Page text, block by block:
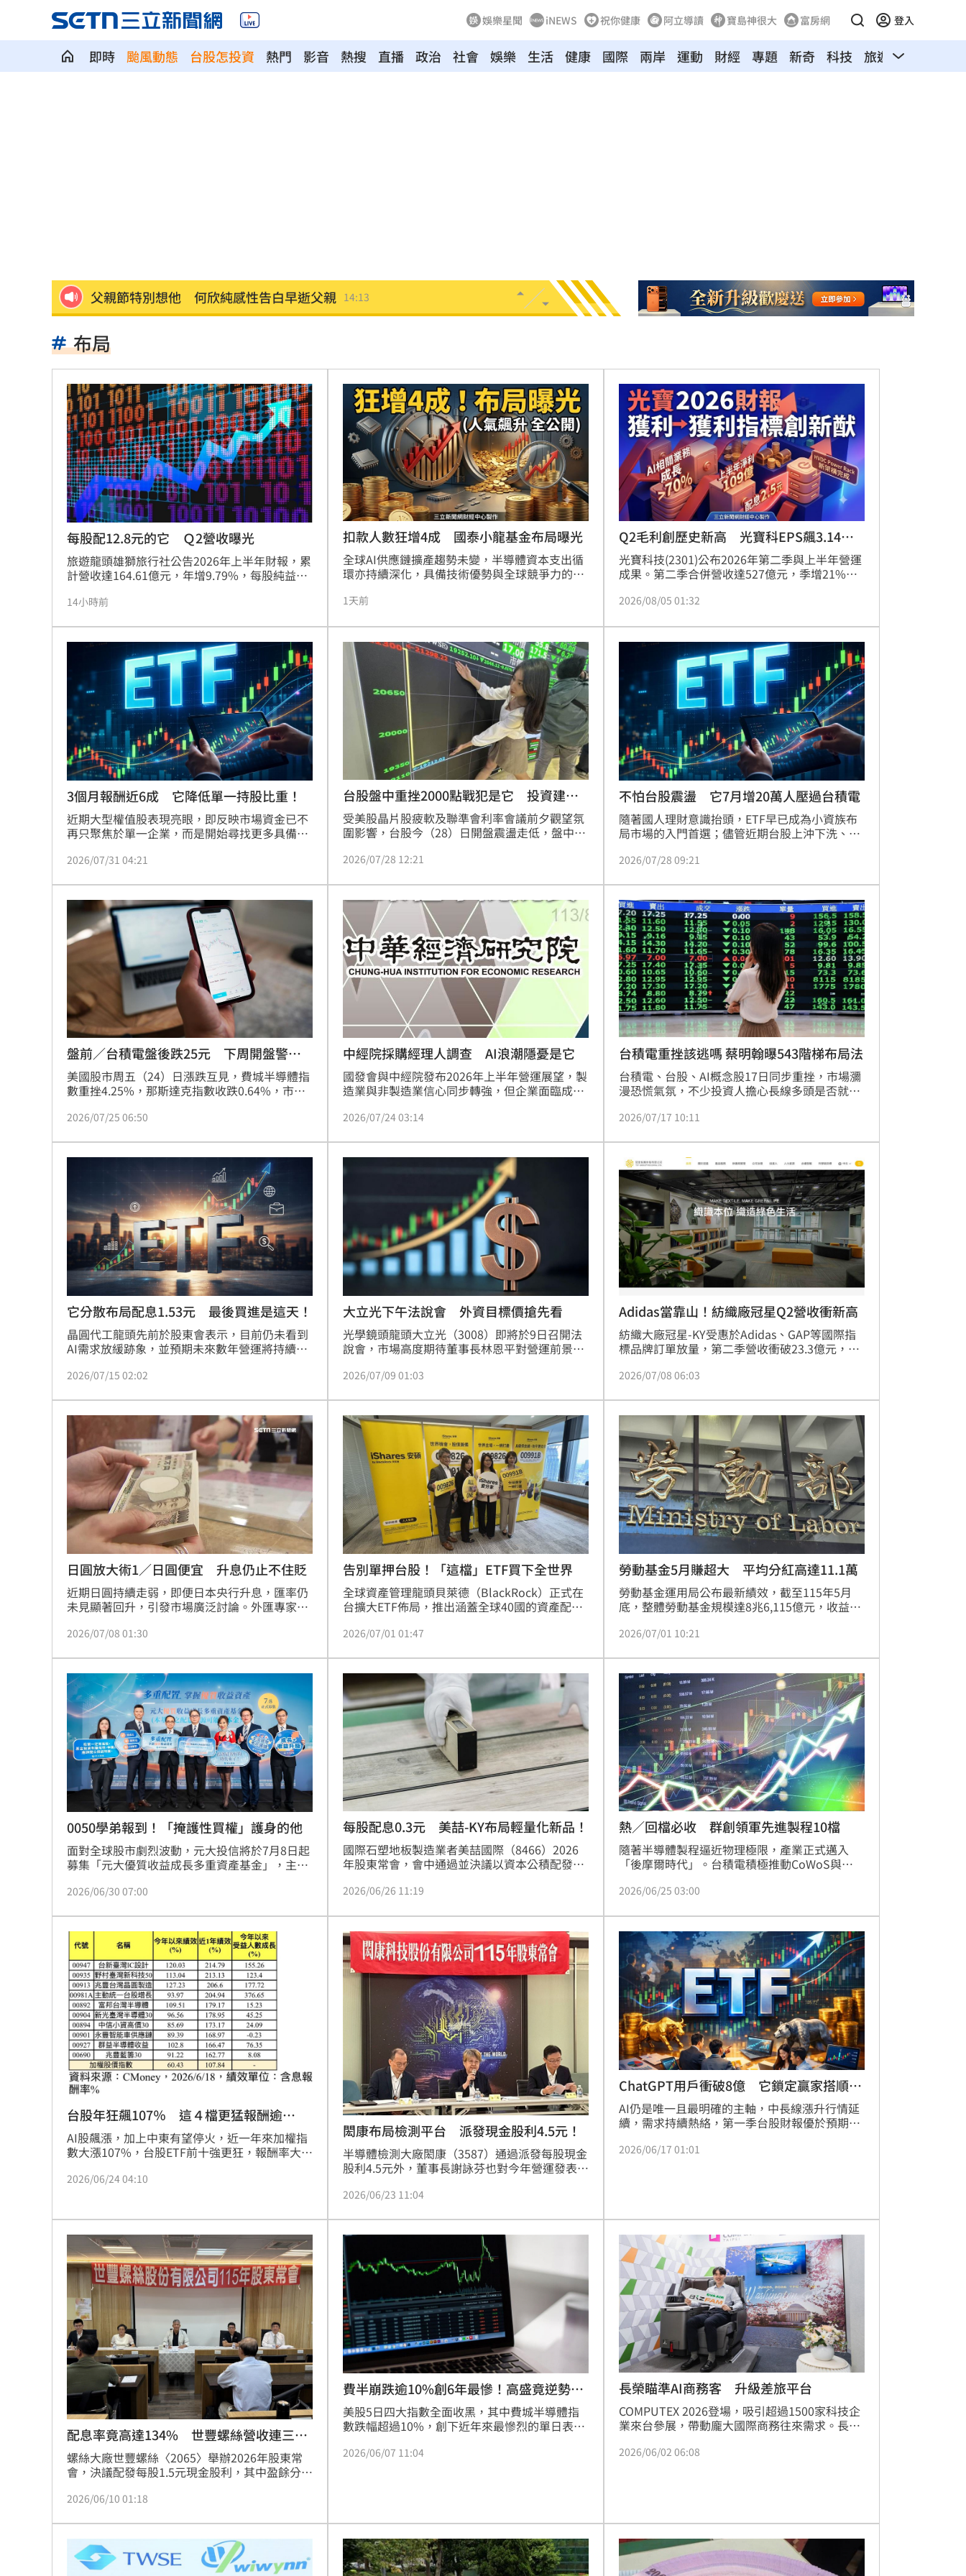
娛樂星聞 iNEWS 祝你健康 阿立導讀 寶島神很大 富房網 登入
即時 颱風動態 台股怎投資 熱門 影音 熱搜 直播 政治 社會 娛樂 生活 健康 國際 兩岸 運動 財經 專題 新奇 科技 旅遊 汽車
父親節特別想他 何欣純感性告白早逝父親 14:13
姜厚任小女友超早熟！關係人回應小三爭議 14:08
獨／批曹雨婷帳目亂 楊光友再轟余天工會 14:07
廖峻離婚仍被前妻照顧 兒子一句話鼻酸 14:07
別只喝牛奶！「1神飲」助眠又抗大腦退化 14:01
82歲武打巨星近況曝光 本人認狀況不太好 13:56
薔薔父親節曬富爸 白髮赤腳造型意外爆紅 13:49
國壽連10年承作學保 這天開放網路投保 13:43
原本很討厭小S 家長曝「1舉動」改觀 13:43
獨／楊光友批工會帳亂七八糟 曹雨婷發聲 13:42
齊豫被調侃躲歌王！本人高EQ回應奪亞軍 13:37
喜曬超音波照！北影影后李亦捷懷孕了
洛杉磯空廚爆食安危機 主管逼洗蛆蟲餐具 13:23
台灣彩券開獎直播中 20:31
LIVE三立+24小時直播 15:27
三立iNEWS新聞台線上直播
AI時代！威力馬導入智慧營運系統提升效率
商場戰國來臨 台中「頂奢大道」逐漸成形 12:00
台彩父親節推新刮刮樂千萬頭獎超「爸」氣 12:00
「拍片人的多重宇宙」職涯論壇9/12登場！ 10:30
8國球員齊聚高雄 Formosa 7s掀足球熱潮 10:00
理想混蛋號召粉絲跨海追星吃美食！
布局
每股配12.8元的它 Ｑ2營收曝光
旅遊龍頭雄獅旅行社公告2026年上半年財報，累
計營收達164.61億元，年增9.79%，每股純益
勁需求，特別是日韓航線持續成長，帶動集團營
戰，但透過多元產品布局與數位轉型，營收維持
穩健。展望下半年，隨著航空運能逐步復甦及中
東戰事干擾降低，長線歐洲與極光商品銷售暢
旺。雄獅將以AI賦能為核心，深耕郵輪、滑雪及
高端主題旅遊，並鎖定ITF台北國際旅展衝刺旺
季商機，優化產品結構以擴展高毛利行程，市場
對於其下半年營收與獲利表現保持高度期待。
14小時前
扣款人數狂增4成 國泰小龍基金布局曝光
全球AI供應鏈擴產趨勢未變，半導體資本支出循
環亦持續深化，具備技術優勢與全球競爭力的台
計，截至六月，台股累計總開戶人數達1,448萬
投信旗下多檔熱門台股基金，今年以來定時定額
人數亦有顯著成長，國泰小龍基金成長43%、國
泰台灣高股息基金成長30%、國泰國泰基金亦有
20%的成長率。
1天前
Q2毛利創歷史新高 光寶科EPS飆3.14
元！
光寶科技(2301)公布2026年第二季與上半年營運
成果。第二季合併營收達527億元，季增21%、
個百分點；營業利益率15.6%，年增6.3個百分
2026/08/05 01:32
3個月報酬近6成 它降低單一持股比重！
近期大型權值股表現亮眼，即反映市場資金已不
再只聚焦於單一企業，而是開始尋找更多具備AI
十年，驅動台灣企業成長的力量，將來自整個科
AI投資正逐漸進入新的階段，受惠企業已從過去
集中於少數龍頭公司，逐步擴散至晶圓代工、IC
設計、AI伺服器、高速運算、網通及電子零組件
等完整供應鏈，台股也開始呈現「百花齊放」的
產業輪動格局。
2026/07/31 04:21
台股盤中重挫2000點戰犯是它 投資建議
曝
受美股晶片股疲軟及聯準會利率會議前夕觀望氛
圍影響，台股今（28）日開盤震盪走低，盤中一
續高息ETF基金經理人江明鴻分析，市場信心降
階段應採取穩健防禦布局。儘管短線籌碼仍待沉
澱，但國內6月景氣燈號續亮紅燈，基本面仍具
支撐力道。專家建議，投資人可透過定期定額或
分批布局高股息ETF，藉由具基本面支撐的產品
降低投資組合波動風險，於震盪行情中穩健累積
資產，並避免追逐漲幅過高之個股，審慎應對市
場變動。
2026/07/28 12:21
不怕台股震盪 它7月增20萬人壓過台積電
隨著國人理財意識抬頭，ETF早已成為小資族布
局市場的入門首選；儘管近期台股上沖下洗、震
仍集中湧入市值型與高股息兩大天王——元大台
據統計，這兩檔人氣商品的受益人數單週分別大
增逾9萬人、近3萬人，雙雙刷新歷史紀錄，其中
0050的受益人數更是逼近350萬人大關，只差臨
門一腳。
2026/07/28 09:21
盤前／台積電盤後跌25元 下周開盤警報
響
美國股市周五（24）日漲跌互見，費城半導體指
數重挫4.25%，那斯達克指數收跌0.64%，市場
片股再度遭到拋售。台股方面，在美股利空衝擊
跌25元，加上融資再減55.67億元，短線市場信
心仍偏保守，下周一(27)日台股開盤恐延續修正
2026/07/25 06:50
中經院採購經理人調查 AI浪潮隱憂是它
國發會與中經院發布2026年上半年營運展望，製
造業與非製造業信心同步轉強，但企業面臨成本
地緣政治風險推升採購成本與交期壓力，逾八成
導體與AI技術需求外溢效應顯著，帶動供應鏈整
合與產業升級。企業策略正由單打獨鬥轉向策略
聯盟，透過合作降低風險。展望未來，企業核心
課題在於掌握關鍵材料、提升跨區域服務能力，
並有效導入AI提升流程效率，以在供應鏈重整與
成本壓力下維持獲利動能，實現永續營運目標。
2026/07/24 03:14
台積電重挫該逃嗎 蔡明翰曝543階梯布局法
台積電、台股、AI概念股17日同步重挫，市場瀰
漫恐慌氣氛，不少投資人擔心長線多頭是否就此
非基本面惡化，而是漲幅過大後的籌碼修正，投
與台積電未來獲利是否持續成長，並提出「543
階梯布局法」，作為震盪行情中的投資策略。(記
者唐家興)
2026/07/17 10:11
它分散布局配息1.53元 最後買進是這天！
晶圓代工龍頭先前於股東會表示，目前仍未看到
AI需求放緩跡象，並預期未來數年營運將持續成
公司對長期發展仍具高度信心。根據經濟部統
電子產品分別創下單月次高及歷史新高，6月外
銷訂單預估可望落在895億至915億美元，年增率
上看53.1%。
2026/07/15 02:02
大立光下午法說會 外資目標價搶先看
光學鏡頭龍頭大立光（3008）即將於9日召開法
說會，市場高度期待董事長林恩平對營運前景釋
局下，供應鏈獲利看俏。大立光股價於法說前夕
市信心大增，高盛證券更將目標價大幅調升至
6231元，加上金控投顧與瑞銀等外資同步喊買，
看好大立光在CPO技術布局與手機旺季帶動下，
迎來強勁成長動能。投資人應留意法說會釋出的
關鍵展望，但仍須審慎評估市場投資風險。
2026/07/09 01:03
Adidas當靠山！紡織廠冠星Q2營收衝新高
紡織大廠冠星-KY受惠於Adidas、GAP等國際指
標品牌訂單放量，第二季營收衝破23.3億元，創
動能，有望再度刷新紀錄。冠星深耕棉混紡針織
功搶佔品牌轉單紅利。目前公司正加速垂直整
合，積極切入日系品牌供應鏈。隨著越南與柬埔
寨產能全開，冠星靈活應對全球供應鏈分散趨
勢，展現強勁營運復甦力道，法人看好全年獲利
表現將重回成長軌道。
2026/07/08 06:03
日圓放大術1／日圓便宜 升息仍止不住貶
近期日圓持續走弱，即便日本央行升息，匯率仍
未見顯著回升，引發市場廣泛討論。外匯專家李
行，導致資金持續流出。面對日圓匯率波動，專
並提醒匯率受多重因素影響，難以預測最低點。
對於有日圓部位的民眾，建議依旅遊、留學等實
際需求分批換匯，或考慮將閒置資金投入宣告利
率較高的日圓利變型保單等工具，以活化資產。
若欲布局日股，則需審慎評估風險承受度，切勿
盲目進場，應關注利差變化與全球資金流向，理
性進行資產配置。
2026/07/08 01:30
告別單押台股！「這檔」ETF買下全世界
全球資產管理龍頭貝萊德（BlackRock）正式在
台擴大ETF佈局，推出涵蓋全球40國的資產配置
全球的痛點。貝萊德投信董事長謝宛芝表示，此
灣市場缺乏全球核心配置工具的缺口。投資人現
在只需透過新台幣即可一站式參與包含印度、墨
西哥等地的經濟成長，標誌著台灣ETF市場正式
邁向國際化與多元配置的新階段。
2026/07/01 01:47
勞動基金5月賺超大 平均分紅高達11.1萬
勞動基金運用局公布最新績效，截至115年5月
底，整體勞動基金規模達8兆6,115億元，收益數
AI產業與科技股強勁動能，全球金融市場表現亮
以上，顯示長期投資績效穩健。未來將持續透過
多元資產配置，包含股票、債券及另類資產，分
散地緣政治與通膨風險，致力於提升基金長期效
益，保障勞工經濟生活。
2026/07/01 10:21
0050學弟報到！「掩護性買權」護身的他
面對全球股市劇烈波動，元大投信將於7月8日起
募集「元大優質收益成長多重資產基金」，主打
勢，並靈活結合「掩護性買權」與美國公債，旨
最低僅需1萬元即可輕鬆進場，並提供月配息制
度及多幣別選擇。專家提醒，此策略雖具抗震效
果，但市場大漲時可能抵銷部分報酬，建議投資
人進場前應審慎評估風險，掌握多重資產配置新
選擇。
2026/06/30 07:00
每股配息0.3元 美喆-KY布局輕量化新品！
國際石塑地板製造業者美喆國際（8466）2026
年股東常會，會中通過並決議以資本公積配發每
收為31.63億元，年減18.09％，營業利益7,269
力道放緩、通膨壓力及客戶庫存調整等因素影
響，加上國際經貿環境中關稅政策與匯率變動干
擾，加上基於會計之保守原則，提列一次性固定
資產減損影響，使全年稅後淨損6,23
2026/06/26 11:19
熱／回檔必收 群創領軍先進製程10檔
隨著半導體製程逼近物理極限，產業正式邁入
「後摩爾時代」。台積電積極推動CoWoS與
能限制。受惠於AI運算需求激增，封測龍頭日月
鏈成為市場焦點。法人指出，未來競爭關鍵在於
封裝、載板與散熱的完整解決方案。具備先進技
術能力的廠商，將在AI與HPC帶動的長線趨勢
中，成為半導體升級的重要受惠者。
2026/06/25 03:00
台股年狂飆107％ 這４檔更猛報酬逾
200％
AI股飆漲，加上中東有望停火，近一年來加權指
數大漲107%，台股ETF前十強更狂，報酬率大勝
（00947）、野村臺灣新科技50（00935）、兆
（00947）以近215%的報酬率衝第一，今年來
受益人數也呈倍數大增。
2026/06/24 04:10
閎康布局檢測平台 派發現金股利4.5元！
半導體檢測大廠閎康（3587）通過派發每股現金
股利4.5元外，董事長謝詠芬也對今年營運發表展
等級的矽光子晶圓與晶片光電分析檢測平台投資
與明年初將再陸續安裝第二套及第三套設備。
2026/06/23 11:04
ChatGPT用戶衝破8億 它鎖定贏家搭順風
車
AI仍是唯一且最明確的主軸，中長線漲升行情延
續，需求持續熱絡，第一季台股財報優於預期，
40%，2027年企業獲利年增率上修至25%，其
的「IC設計+記憶體」雙強組合的台股ETF，掌握
長線大行情。
2026/06/17 01:01
配息率竟高達134% 世豐螺絲營收連三
紅！
螺絲大廠世豐螺絲〈2065〉舉辦2026年股東常
會，決議配發每股1.5元現金股利，其中盈餘分配
發放，配息率高達134％，將公司營運回饋給全
億元，年減10.76％，稅後淨利7,067萬元，每股
稅後盈餘(EPS)為1.12元。世豐表示，2025年營
運表現較前一年度下滑，主要受到全球總體經濟
波動，使得終端客戶採購策略趨於保守影響，同
2026/06/10 01:18
費半崩跌逾10%創6年最慘！高盛竟逆勢喊
買
美股5日四大指數全面收黑，其中費城半導體指
數跌幅超過10%，創下近年來最慘烈的單日表
供投資人布局機會，並預期標普500指數今年仍
2026/06/07 11:04
長榮瞄準AI商務客 升級差旅平台
COMPUTEX 2026登場，吸引超過1500家科技企
業來台參展，帶動龐大國際商務往來需求。長榮
參與COMPUTEX，同時升級旗下企業差旅平台
2026/06/02 06:08